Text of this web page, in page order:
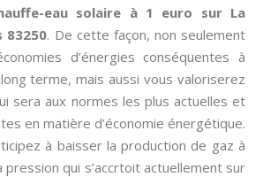
eau solaire à 1 euro sur La
83250. De cette façon, non seulement
d’énergies conséquentes à
terme, mais aussi vous valoriserez
sera aux normes les plus actuelles et
en matière d’économie énergétique.
à baisser la production de gaz à
qui s’accrtoit actuellement sur